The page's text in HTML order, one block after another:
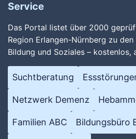
Service
Das Portal listet über 2000
Region Erlangen-Nürnberg zu den
Bildung und Soziales – kostenlos,
Suchtberatung
Netzwerk Demenz
Familien ABC Bildungsbüro